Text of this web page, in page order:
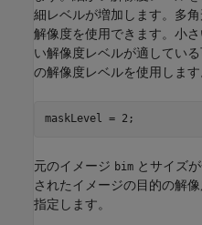
細レベルが増加します。多
解像度を使用できます。小
い解像度レベルが適してい
の解像度レベルを使用します
maskLevel = 2;
元のイメージ bim とサイズ
されたイメージの目的の解
指定します。